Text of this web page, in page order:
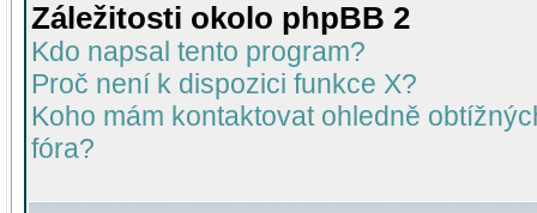
Záležitosti okolo phpBB 2
Kdo napsal tento program?
Proč není k dispozici funkce X?
Koho mám kontaktovat ohledně
fóra?